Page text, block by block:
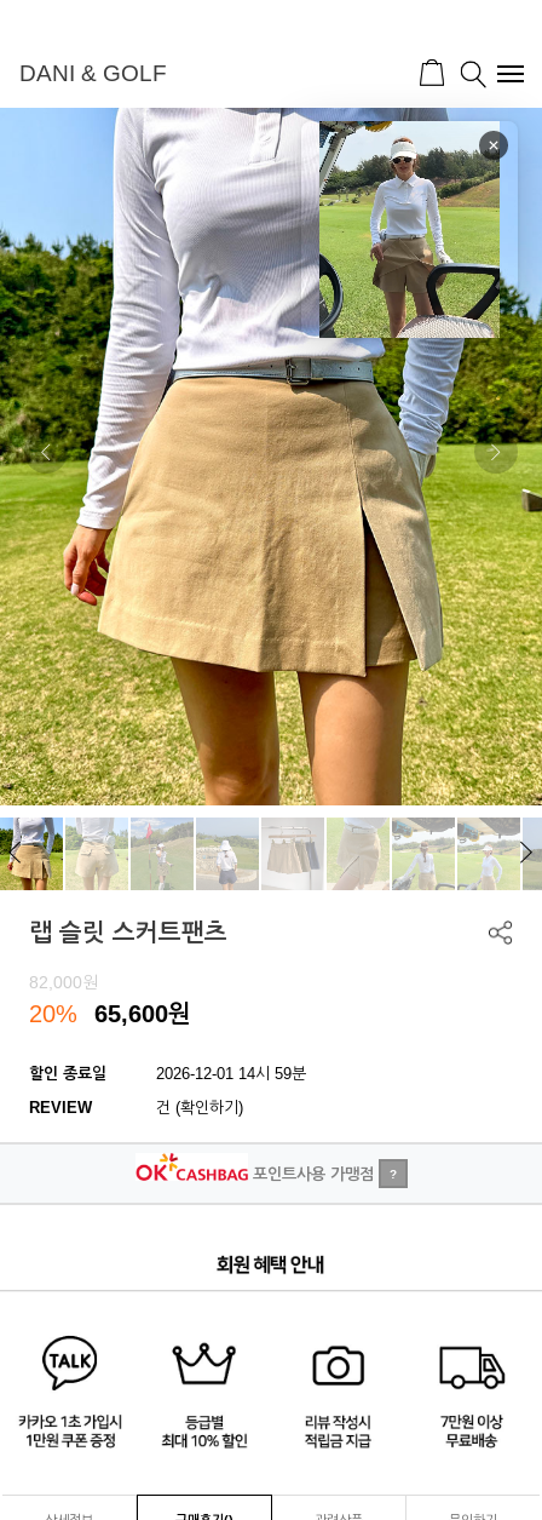
DANI & GOLF
랩 슬릿 스커트팬츠
82,000원
20% 65,600원
할인 종료일
2026-12-01 14시 59분
REVIEW
건 (확인하기)
포인트사용 가맹점 ?